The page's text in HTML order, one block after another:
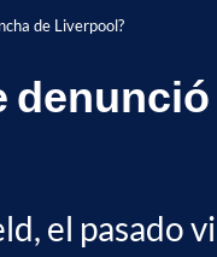
de Liverpool?
el